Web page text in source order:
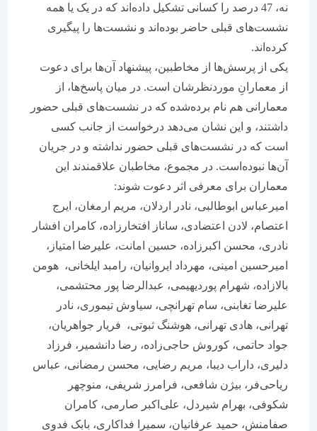
نه، 47 درصد را کسانی تشکیل داده‌اند که در یک یا همه
نشست‌های قبلی حاضر بوده‌اند و نشست‌ها را پیگیری
کرده‌اند.
یکی از پرسش‌ها از مخاطبین، پیشنهاد آن‌ها برای دعوت
از معمارانِ موردنظرشان است. در میان پاسخ‌ها، از
معمارانی هم نام برده‌شده که در نشست‌های قبلی حضور
داشتند، و این نشان می‌دهد درخواست از جانب کسی
است که در نشست‌های قبلی حضور نداشته و در جریان
آن‌ها نبوده‌است. در مجموع، مخاطبان علاقمندند این
معماران برای معرفی اثر دعوت شوند:
امیرعباس ابوطالبی، نادر اردلان، مریم ارمغان، ایرج
اعتصام، لادن اعتضادی، ساناز افتخارزاده، کامران افشار
نادری، محسن اکبرزاده، حسین امانت، علیرضا امتیاز،
امیرحسین امینی، مهرداد ایروانیان، رامبد ایلخانی، هومن
بالازاده، شهرام پوردیهیمی، عبدالرضا پور محتشمی،
علیرضا تغابنی، سام تهرانچی، سیاوش تیموری، نادر
تهرانی، هادی تهرانی، هوشنگ ثبوتی، فریار جواهریان،
جواد حاتمی، کوروش حاجی‌زاده، رضا دانشمیر، فرزاد
دلیری، داراب دیبا، مریم رضایی، محسن رمضانی، عباس
ریاحی‌فر، بیژن شافعی، فرامرز شریفی، منوچهر
شکوفی، بهرام شیردل، علی‌اکبر صارمی، کامران
صفامنش، حمید عرفانیان، سمیرا فداکاری، بابک فدوی